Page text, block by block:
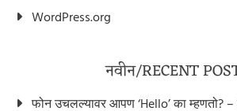
WordPress.org
नवीन/RECENT
फोन उचलल्यावर आपण ‘Hello’ का म्हणतो? –